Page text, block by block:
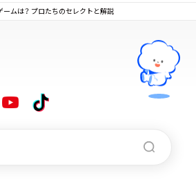
ームは？ プロたちのセレクトと解説